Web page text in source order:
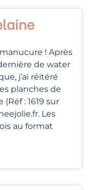
! Après
de water
j’ai réitéré
planches de
: 1619 sur
Les
au format